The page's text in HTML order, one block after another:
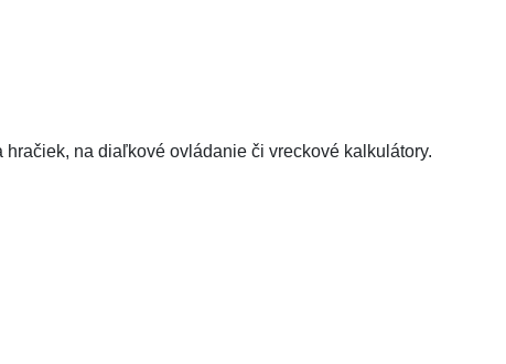
na diaľkové ovládanie či vreckové kalkulátory.